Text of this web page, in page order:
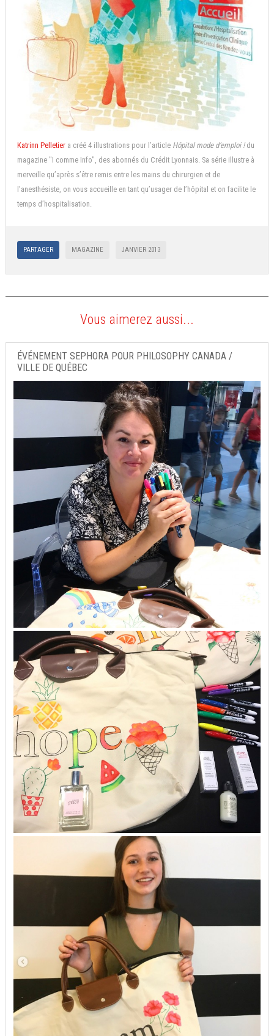
Katrinn Pelletier a créé 4 illustrations pour l’article Hôpital mode d’emploi !du
magazine "I comme Info", des abonnés du Crédit Lyonnais. Sa série illustre à
merveille qu’après s’être remis entre les mains du chirurgien et de
l’anesthésiste, on vous accueille en tant qu’usager de l’hôpital et on facilite le
temps d’hospitalisation.
PARTAGER MAGAZINE JANVIER 2013
Vous aimerez aussi...
ÉVÉNEMENT SEPHORA POUR PHILOSOPHY CANADA /
VILLE DE QUÉBEC